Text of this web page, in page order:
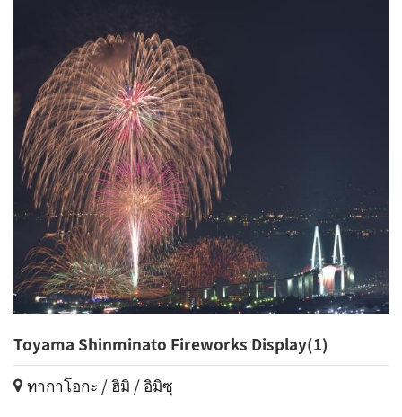
Toyama Shinminato Fireworks Display(1)
ทากาโอกะ / ฮิมิ / อิมิซุ